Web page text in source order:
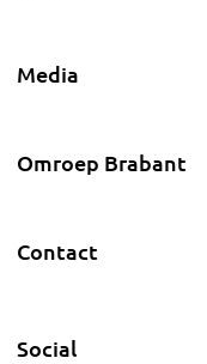
Media
Omroep Brabant
Contact
Social